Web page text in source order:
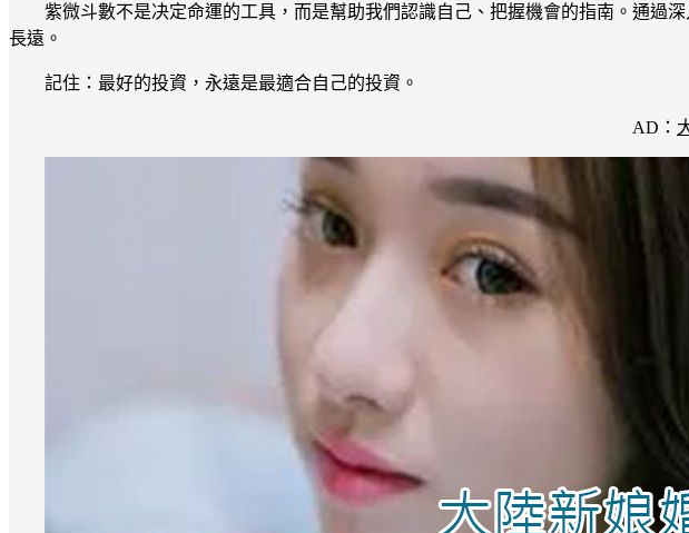
紫微斗數不是决定命運的工具，而是幫助我們認識自己、把握機會的指南。通過
長遠。
記住：最好的投資，永遠是最適合自己的投資。
AD：